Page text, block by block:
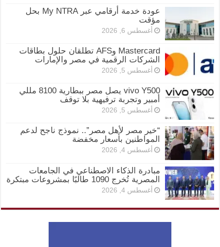
عودة خدمة أرقامي عبر My NTRA بحل
مؤقت
أغسطس 6, 2026
Mastercard وAFS تطلقان حلول بطاقات
الشركات الرقمية في مصر والإمارات
أغسطس 5, 2026
vivo Y500 يصل مصر ببطارية 8100 مللي
أمبير وتجربة ترفيهية بلا توقف
أغسطس 5, 2026
“خير مصر لأهل مصر”.. نموذج ناجح لدعم
المواطنين بأسعار مخفضة
أغسطس 4, 2026
مبادرة الذكاء الاصطناعي في الجامعات
المصرية تُخرج 1090 طالبًا بمشروعات مبتكرة
أغسطس 4, 2026